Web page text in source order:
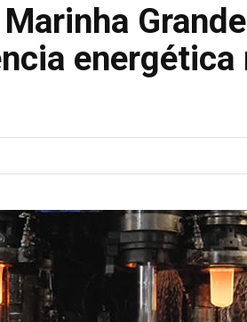
Grande
energética